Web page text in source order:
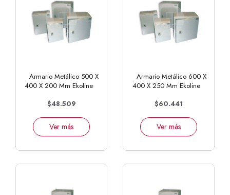
Armario Metálico 500 X
400 X 200 Mm Ekoline
$48.509
Ver más
Armario Metálico 600 X
400 X 250 Mm Ekoline
$60.441
Ver más